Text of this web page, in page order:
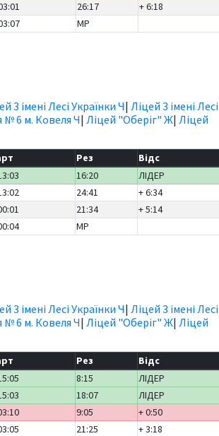
26:17
+ 6:18
MP
3 імені Лесі Українки Ч| Ліцей 3 імені Лесі
№ 6 м. Ковеля Ч| Ліцей "Оберіг" Ж| Ліцей
Рез
Відс
16:20
ЛІДЕР
24:41
+ 6:34
21:34
+ 5:14
MP
3 імені Лесі Українки Ч| Ліцей 3 імені Лесі
№ 6 м. Ковеля Ч| Ліцей "Оберіг" Ж| Ліцей
Рез
Відс
8:15
ЛІДЕР
18:07
ЛІДЕР
9:05
+ 0:50
21:25
+ 3:18